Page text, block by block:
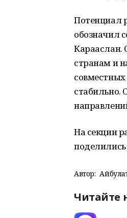
Потенциал
обозначил
Карааслан.
странам и
стабильно.
На секции
поделились
Автор:
Читайте